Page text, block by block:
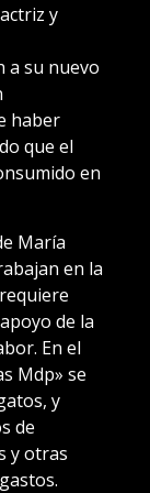
y
a su nuevo
haber
que el
en
María
en la
de la
En el
Mdp» se
y
de
y otras